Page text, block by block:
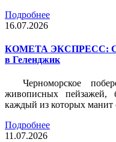
Подробнее
16.07.2026
КОМЕТА ЭКСПРЕСС:
в Геленджик
Черноморское
живописных пейзажей,
каждый из которых манит
Подробнее
11.07.2026